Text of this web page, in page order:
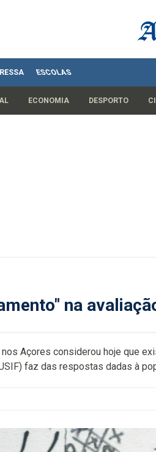
ESCOLAS
ECONOMIA DESPORTO
na
Açores considerou hoje que
faz das respostas dadas à